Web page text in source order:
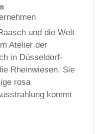
und die Welt
Atelier der
in Düsseldorf-
Rheinwiesen. Sie
rosa
kommt